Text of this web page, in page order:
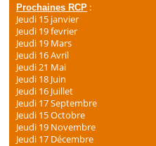
Prochaines RCP :
Jeudi 15 janvier
Jeudi 19 fevrier
Jeudi 19 Mars
Jeudi 16 Avril
Jeudi 21 Mai
Jeudi 18 Juin
Jeudi 16 Juillet
Jeudi 17 Septembre
Jeudi 15 Octobre
Jeudi 19 Novembre
Jeudi 17 Décembre